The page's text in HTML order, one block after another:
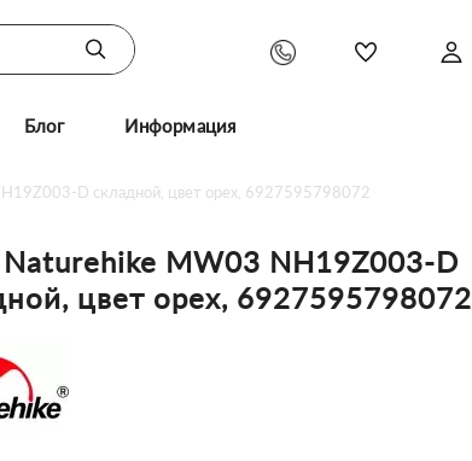
Блог Информация
D складной, цвет орех, 6927595798072
MW03 NH19Z003-D
цвет орех, 6927595798072